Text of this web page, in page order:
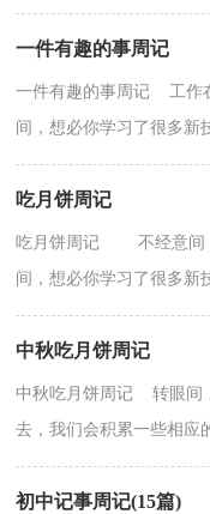
周记呢？以下是小编精心
一件有趣的事周记
一件有趣的事周记 工作
间，想必你学习了很多新
里面吧。一起来参考周记
吃月饼周记
吃月饼周记 不经意间，
间，想必你学习了很多新
写好周记呢?以下是小编
中秋吃月饼周记
中秋吃月饼周记 转眼间
去，我们会积累一些相应
为写周记头疼，以下是小
参...
初中记事周记(15篇)